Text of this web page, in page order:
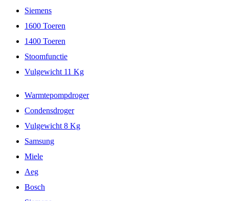
Siemens
1600 Toeren
1400 Toeren
Stoomfunctie
Vulgewicht 11 Kg
Warmtepompdroger
Condensdroger
Vulgewicht 8 Kg
Samsung
Miele
Aeg
Bosch